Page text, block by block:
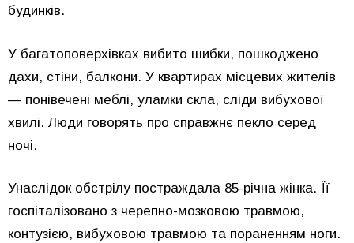
будинків.
У багатоповерхівках вибито шибки, пошкоджено
дахи, стіни, балкони. У квартирах місцевих жителів
— понівечені меблі, уламки скла, сліди вибухової
хвилі. Люди говорять про справжнє пекло серед
ночі.
Унаслідок обстрілу постраждала 85-річна жінка. Її
госпіталізовано з черепно-мозковою травмою,
контузією, вибуховою травмою та пораненням ноги.